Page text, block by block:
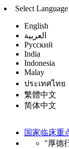
Select Language
English
العربية
Русский
India
Indonesia
Malay
ประเทศไทย
繁體中文
简体中文
国家临床重
"厚德